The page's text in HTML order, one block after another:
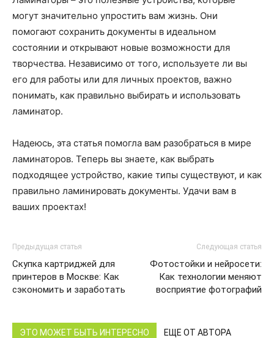
могут значительно упростить вам жизнь. Они
помогают сохранить документы в идеальном
состоянии и открывают новые возможности для
творчества. Независимо от того, используете ли вы
его для работы или для личных проектов, важно
понимать, как правильно выбирать и использовать
ламинатор.
Надеюсь, эта статья помогла вам разобраться в мире
ламинаторов. Теперь вы знаете, как выбрать
подходящее устройство, какие типы существуют, и как
правильно ламинировать документы. Удачи вам в
ваших проектах!
Предыдущая статья
Скупка картриджей для
принтеров в Москве: Как
сэкономить и заработать
Следующая статья
Фотостойки и нейросети:
Как технологии меняют
восприятие фотографий
ЭТО МОЖЕТ БЫТЬ ИНТЕРЕСНО ЕЩЕ ОТ АВТОРА